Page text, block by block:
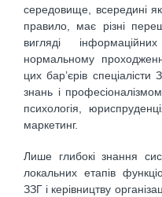
середовище, всередині
правило, має різні
вигляді
нормальному
цих бар’єрів
знань і
психологія,
маркетинг.
Лише глибокі знання
локальних етапів
ЗЗГ і керівництву